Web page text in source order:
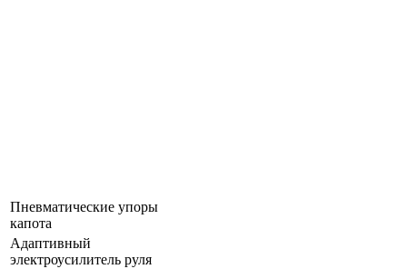
Пневматические упоры
капота
Адаптивный
электроусилитель руля